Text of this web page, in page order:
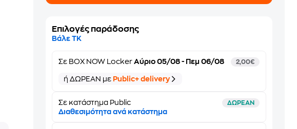
Επιλογές παράδοσης
Βάλε ΤΚ
Σε BOX NOW Locker Αύριο 05/08 - Πεμ 06/08 2,00€
ή ΔΩΡΕΑΝ με Public+ delivery
Σε κατάστημα Public ΔΩΡΕΑΝ
Διαθεσιμότητα ανά κατάστημα